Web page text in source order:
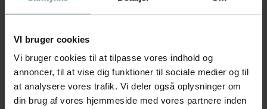
VI bruger cookies
Vi bruger cookies til at tilpasse vores indhold og
annoncer, til at vise dig funktioner til sociale medier og til
at analysere vores trafik. Vi deler også oplysninger om
din brug af vores hjemmeside med vores partnere inden